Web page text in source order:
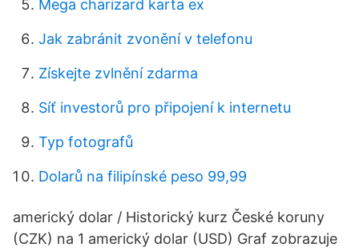
Mega charizard karta ex
Jak zabránit zvonění v telefonu
Získejte zvlnění zdarma
Síť investorů pro připojení k internetu
Typ fotografů
Dolarů na filipínské peso 99,99
americký dolar / Historický kurz České koruny
(CZK) na 1 americký dolar (USD) Graf zobrazuje